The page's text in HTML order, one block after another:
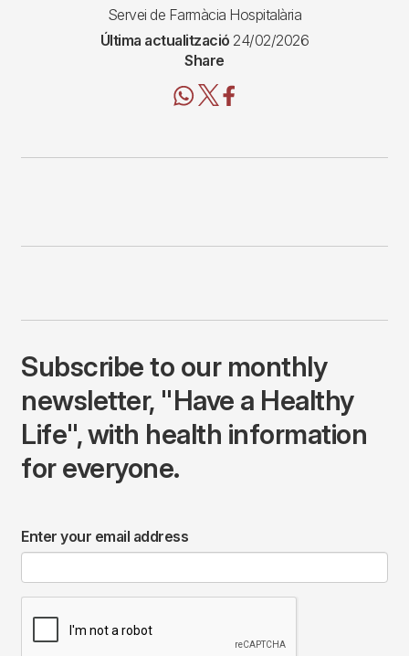
Servei de Farmàcia Hospitalària
Última actualització 24/02/2026
Share
Subscribe to our monthly
newsletter, "Have a Healthy
Life", with health information
for everyone.
Enter your email address